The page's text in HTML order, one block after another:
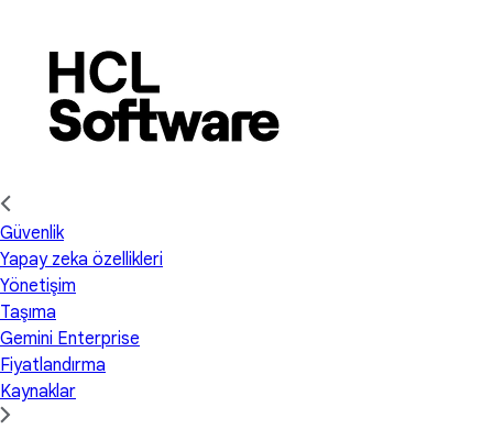
Güvenlik
Yapay zeka özellikleri
Yönetişim
Taşıma
Gemini Enterprise
Fiyatlandırma
Kaynaklar